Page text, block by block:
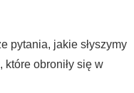
pytania, jakie słyszymy
obroniły się w